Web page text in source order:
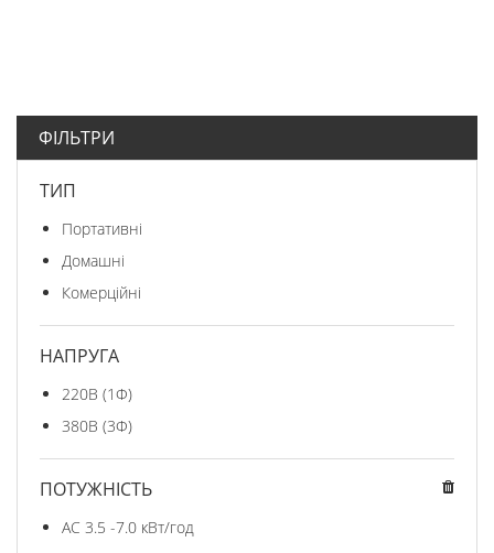
ФІЛЬТРИ
ТИП
Портативні
Домашні
Комерційні
НАПРУГА
220В (1Ф)
380В (3Ф)
ПОТУЖНІСТЬ
AC 3.5 -7.0 кВт/год